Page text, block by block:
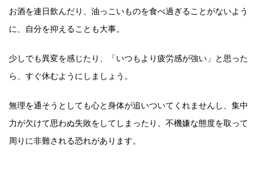
お酒を連日飲んだり、油っこいものを食べ過ぎることがないよう
に、自分を抑えることも大事。
少しでも異変を感じたり、「いつもより疲労感が強い」と思った
ら、すぐ休むようにしましょう。
無理を通そうとしても心と身体が追いついてくれませんし、集中
力が欠けて思わぬ失敗をしてしまったり、不機嫌な態度を取って
周りに非難される恐れがあります。